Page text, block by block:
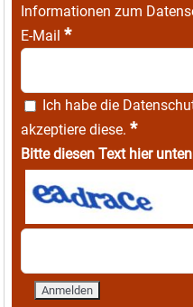
Informationen zum
E-Mail *
Ich habe die
akzeptiere diese. *
Bitte diesen Text hier